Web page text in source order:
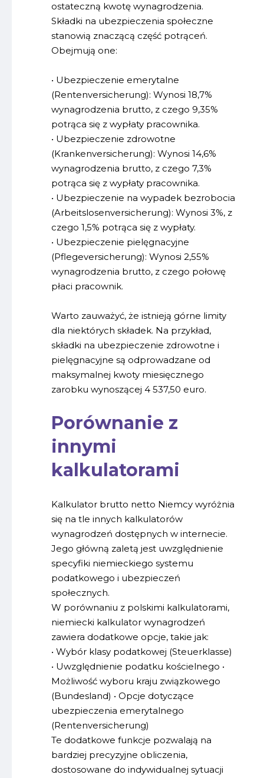
ostateczną kwotę wynagrodzenia.
Składki na ubezpieczenia społeczne
stanowią znaczącą część potrąceń.
Obejmują one:
• Ubezpieczenie emerytalne
(Rentenversicherung): Wynosi 18,7%
wynagrodzenia brutto, z czego 9,35%
potrąca się z wypłaty pracownika.
• Ubezpieczenie zdrowotne
(Krankenversicherung): Wynosi 14,6%
wynagrodzenia brutto, z czego 7,3%
potrąca się z wypłaty pracownika.
• Ubezpieczenie na wypadek bezrobocia
(Arbeitslosenversicherung): Wynosi 3%, z
czego 1,5% potrąca się z wypłaty.
• Ubezpieczenie pielęgnacyjne
(Pflegeversicherung): Wynosi 2,55%
wynagrodzenia brutto, z czego połowę
płaci pracownik.
Warto zauważyć, że istnieją górne limity
dla niektórych składek. Na przykład,
składki na ubezpieczenie zdrowotne i
pielęgnacyjne są odprowadzane od
maksymalnej kwoty miesięcznego
zarobku wynoszącej 4 537,50 euro.
Porównanie z
innymi
kalkulatorami
Kalkulator brutto netto Niemcy wyróżnia
się na tle innych kalkulatorów
wynagrodzeń dostępnych w internecie.
Jego główną zaletą jest uwzględnienie
specyfiki niemieckiego systemu
podatkowego i ubezpieczeń
społecznych.
W porównaniu z polskimi kalkulatorami,
niemiecki kalkulator wynagrodzeń
zawiera dodatkowe opcje, takie jak:
• Wybór klasy podatkowej (Steuerklasse)
• Uwzględnienie podatku kościelnego •
Możliwość wyboru kraju związkowego
(Bundesland) • Opcje dotyczące
ubezpieczenia emerytalnego
(Rentenversicherung)
Te dodatkowe funkcje pozwalają na
bardziej precyzyjne obliczenia,
dostosowane do indywidualnej sytuacji